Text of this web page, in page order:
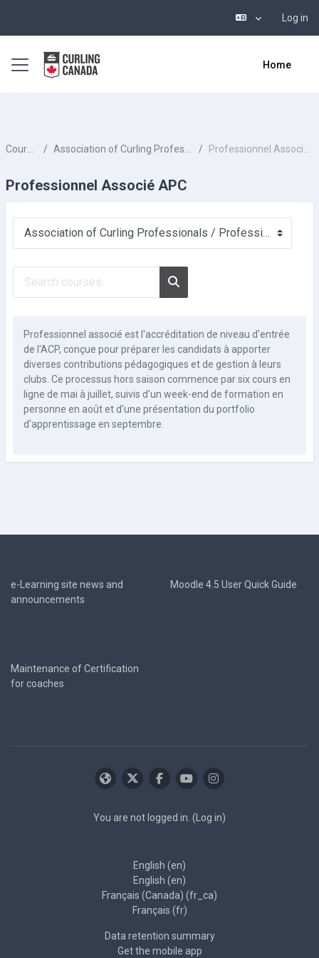
Log in
Side panel Home
Courses Association of Curling Professionals Professionnel Associé APC
Professionnel Associé APC
Course categories
Search courses
Professionnel associé est l'accréditation de niveau d'entrée
de l'ACP, conçue pour préparer les candidats à apporter
diverses contributions pédagogiques et de gestion à leurs
clubs. Ce processus hors saison commence par six cours en
ligne de mai à juillet, suivis d'un week-end de formation en
personne en août et d'une présentation du portfolio
d'apprentissage en septembre.
e-Learning site news and
announcements
Moodle 4.5 User Quick Guide
Maintenance of Certification
for coaches
You are not logged in. ( Log in)
English ‎(en)‎
English ‎(en)‎
Français (Canada) ‎(fr_ca)‎
Français ‎(fr)‎
Data retention summary
Get the mobile app